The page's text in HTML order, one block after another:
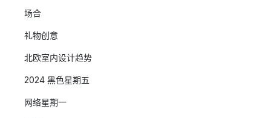
场合
礼物创意
北欧室内设计趋势
2024 黑色星期五
网络星期一